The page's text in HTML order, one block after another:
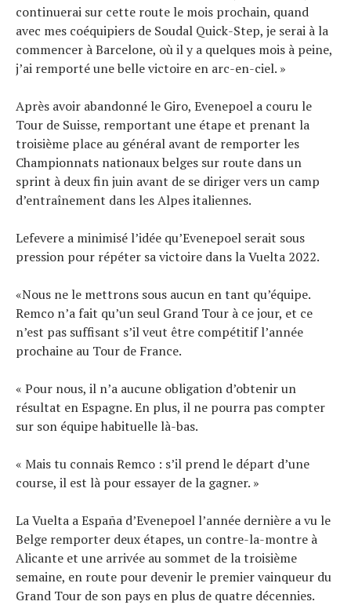
continuerai sur cette route le mois prochain, quand
avec mes coéquipiers de Soudal Quick-Step, je serai à la
commencer à Barcelone, où il y a quelques mois à peine,
j’ai remporté une belle victoire en arc-en-ciel. »
Après avoir abandonné le Giro, Evenepoel a couru le
Tour de Suisse, remportant une étape et prenant la
troisième place au général avant de remporter les
Championnats nationaux belges sur route dans un
sprint à deux fin juin avant de se diriger vers un camp
d’entraînement dans les Alpes italiennes.
Lefevere a minimisé l’idée qu’Evenepoel serait sous
pression pour répéter sa victoire dans la Vuelta 2022.
«Nous ne le mettrons sous aucun en tant qu’équipe.
Remco n’a fait qu’un seul Grand Tour à ce jour, et ce
n’est pas suffisant s’il veut être compétitif l’année
prochaine au Tour de France.
« Pour nous, il n’a aucune obligation d’obtenir un
résultat en Espagne. En plus, il ne pourra pas compter
sur son équipe habituelle là-bas.
« Mais tu connais Remco : s’il prend le départ d’une
course, il est là pour essayer de la gagner. »
La Vuelta a España d’Evenepoel l’année dernière a vu le
Belge remporter deux étapes, un contre-la-montre à
Alicante et une arrivée au sommet de la troisième
semaine, en route pour devenir le premier vainqueur du
Grand Tour de son pays en plus de quatre décennies.